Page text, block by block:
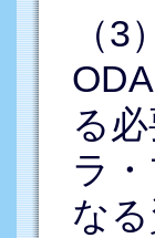
（
る
ラ
な